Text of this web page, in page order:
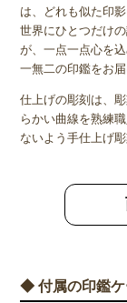
は、どれも似た印
世界にひとつだけ
が、一点一点心を
一無二の印鑑をお届
仕上げの彫刻は、
らかい曲線を熟練
ないよう手仕上げ彫
◆ 付属の印鑑ケ